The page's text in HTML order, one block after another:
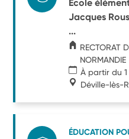
Ecole
Jacques
...
RECTORAT
NORMANDIE
À partir du
Déville-lès-
ÉDUCATION